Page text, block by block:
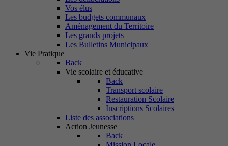
Vos élus
Les budgets communaux
Aménagement du Territoire
Les grands projets
Les Bulletins Municipaux
Vie Pratique
Back
Vie scolaire et éducative
Back
Transport scolaire
Restauration Scolaire
Inscriptions Scolaires
Liste des associations
Action Jeunesse
Back